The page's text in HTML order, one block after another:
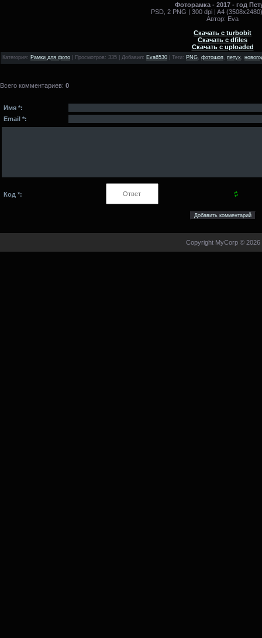
Фоторамка - 2017 - год
PSD, 2 PNG | 300 dpi | A4
Автор: Eva
Скачать с turbobit
Скачать с dfiles
Скачать с uploaded
Категория : Рамки для фото Просмотров: 335 | Добавил: Eva6530 Теги: PNG, фотошоп, петух,
Всего комментариев: 0
Имя *:
Email *:
Код *:
Copyright MyCorp © 2026